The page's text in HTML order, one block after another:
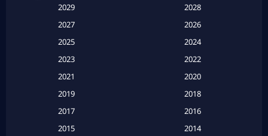
Based on a True Story สร้างจากเรื่องจริง(2)
Based on a True Story เรื่องจริง (16)
Based on a True Story เรื่องจริง (20)
2029
2028
2027
2026
2025
2024
2023
2022
2021
2020
2019
2018
2017
2016
2015
2014